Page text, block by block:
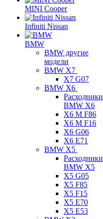
MINI Cooper
Infiniti Nissan
BMW
BMW другие
модели
BMW X7
X7 G07
BMW X6
Расходники
BMW X6
X6 M F86
X6 M F16
X6 G06
X6 E71
BMW X5
Расходники
BMW X5
X5 G05
X5 F85
X5 F15
X5 E70
X5 E53